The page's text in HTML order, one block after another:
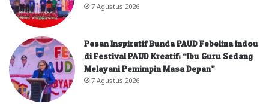
7 Agustus 2026
Pesan Inspiratif Bunda PAUD Febelina Indou
di Festival PAUD Kreatif: “Ibu Guru Sedang
Melayani Pemimpin Masa Depan”
7 Agustus 2026